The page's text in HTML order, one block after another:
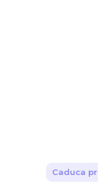
Caduca